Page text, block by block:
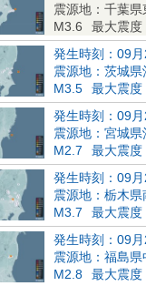
震源地：千葉県
M3.6
最大震度
発生時刻：09
震源地：茨城県
M3.5
最大震度
発生時刻：09
震源地：宮城県
M2.7
最大震度
発生時刻：09
震源地：栃木県
M3.7
最大震度
発生時刻：09
震源地：福島県
M2.8
最大震度